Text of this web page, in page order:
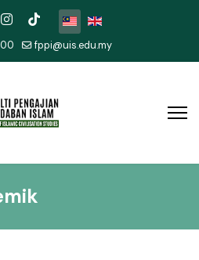
Pilih bahasa anda
fppi@uis.edu.my